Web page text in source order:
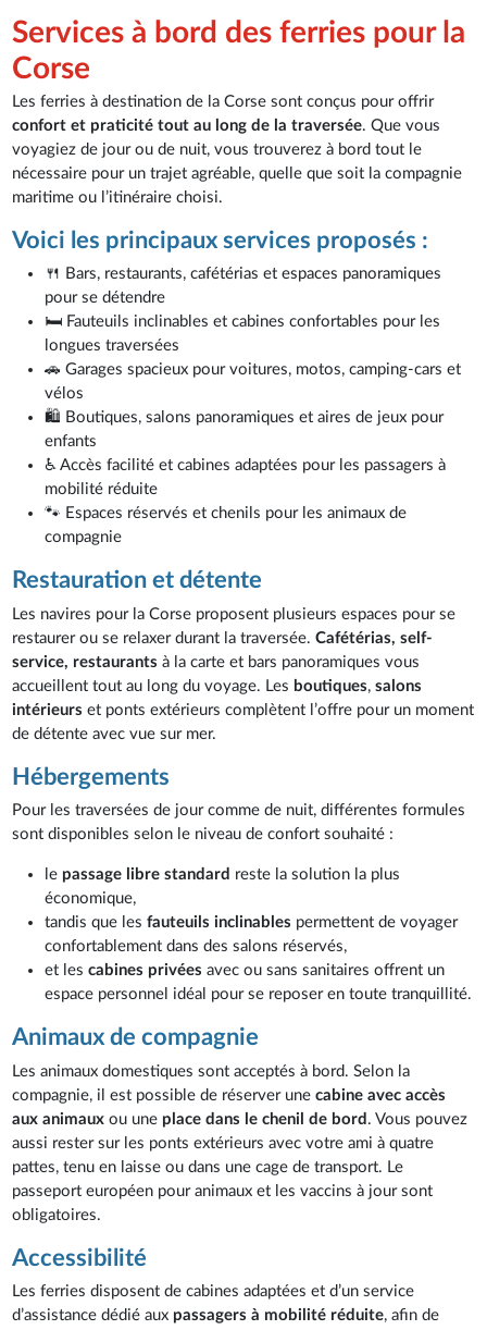
Services à bord des ferries pour la
Corse
Les ferries à destination de la Corse sont conçus pour offrir
confort et praticité tout au long de la traversée. Que vous
voyagiez de jour ou de nuit, vous trouverez à bord tout le
nécessaire pour un trajet agréable, quelle que soit la compagnie
maritime ou l’itinéraire choisi.
Voici les principaux services proposés :
🍴 Bars, restaurants, cafétérias et espaces panoramiques
pour se détendre
🛏️ Fauteuils inclinables et cabines confortables pour les
longues traversées
🚗 Garages spacieux pour voitures, motos, camping-cars et
vélos
🛍️ Boutiques, salons panoramiques et aires de jeux pour
enfants
♿ Accès facilité et cabines adaptées pour les passagers à
mobilité réduite
🐾 Espaces réservés et chenils pour les animaux de
compagnie
Restauration et détente
Les navires pour la Corse proposent plusieurs espaces pour se
restaurer ou se relaxer durant la traversée.Cafétérias, self-
service, restaurants à la carte et bars panoramiques vous
accueillent tout au long du voyage. Les boutiques,salons
intérieurs et ponts extérieurs complètent l’offre pour un moment
de détente avec vue sur mer.
Hébergements
Pour les traversées de jour comme de nuit, différentes formules
sont disponibles selon le niveau de confort souhaité :
le passage libre standard reste la solution la plus
économique,
tandis que lesfauteuils inclinables permettent de voyager
confortablement dans des salons réservés,
et lescabines privées avec ou sans sanitaires offrent un
espace personnel idéal pour se reposer en toute tranquillité.
Animaux de compagnie
Les animaux domestiques sont acceptés à bord. Selon la
compagnie, il est possible de réserver une cabine avec accès
aux animaux ou une place dans le chenil de bord . Vous pouvez
aussi rester sur les ponts extérieurs avec votre ami à quatre
pattes, tenu en laisse ou dans une cage de transport. Le
passeport européen pour animaux et les vaccins à jour sont
obligatoires.
Accessibilité
Les ferries disposent de cabines adaptées et d’un service
d’assistance dédié aux passagers à mobilité réduite, afin de